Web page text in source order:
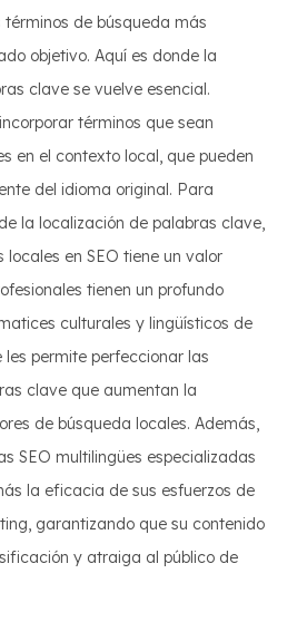
de búsqueda más
objetivo. Aquí es donde la
clave se vuelve esencial.
términos que sean
en el contexto local, que pueden
del idioma original. Para
la localización de palabras clave,
en SEO tiene un valor
tienen un profundo
culturales y lingüísticos de
les permite perfeccionar las
clave que aumentan la
de búsqueda locales. Además,
SEO multilingües especializadas
la eficacia de sus esfuerzos de
garantizando que su contenido
y atraiga al público de